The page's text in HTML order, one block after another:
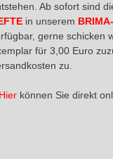
Ab sofort sind
in unserem
gerne schicken
für 3,00 Euro
zu.
können Sie direkt